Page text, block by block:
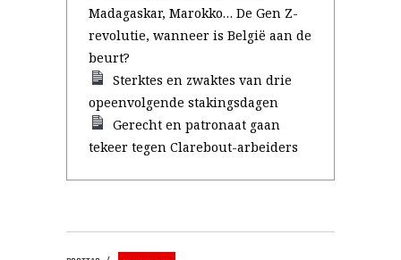
Madagaskar, Marokko… De Gen Z-
revolutie, wanneer is België aan de
beurt?
Sterktes en zwaktes van drie
opeenvolgende stakingsdagen
Gerecht en patronaat gaan
tekeer tegen Clarebout-arbeiders